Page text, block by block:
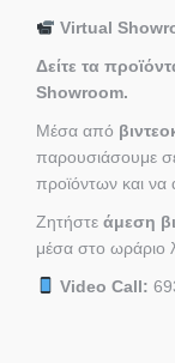
Virtual
Δείτε τα
Showroom.
Μέσα από
παρουσιάσουμε
προϊόντων και
Ζητήστε άμεση
μέσα στο ωράριο
Video Call: